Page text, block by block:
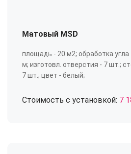
Матовый MSD
площадь - 20 м2; обработка
м; изготовл. отверстия - 7 шт.;
7 шт.; цвет - белый;
Стоимость с установкой: 7